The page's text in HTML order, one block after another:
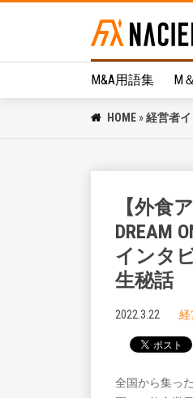
M&A用語集 M
HOME »経営者
【外食
DREAM
インタ
生秘話
2022.3.22 経
全国から集っ